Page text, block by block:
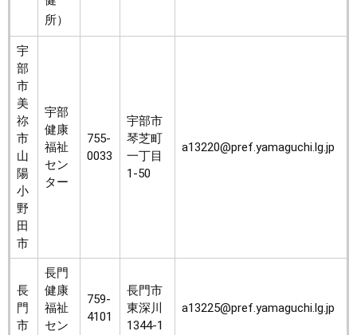
所）
宇
部
市
美
祢
市
山
陽
小
野
田
市
宇部
健康
福祉
セン
ター
755-
0033
宇部市
琴芝町
一丁目
1-50
a13220@pref.yamaguchi.lg.jp
長
門
市
長門
健康
福祉
セン
759-
4101
長門市
東深川
1344-1
a13225@pref.yamaguchi.lg.jp